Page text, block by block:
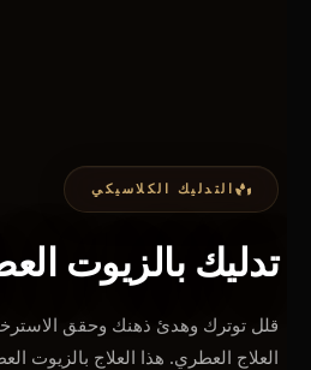
التدليك الكلاسيكي
تدليك بالزيوت
قلل توترك وهدئ ذهنك وحقق
العلاج العطري. هذا العلاج بالزيوت